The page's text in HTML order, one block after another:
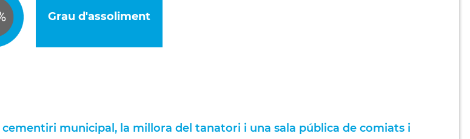
Grau d'assoliment
municipal, la millora del tanatori i una sala pública de comiats i